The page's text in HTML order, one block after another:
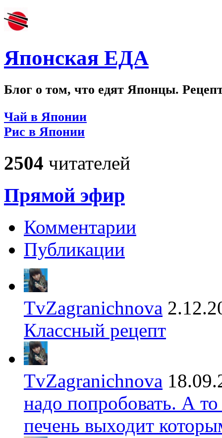
Японская ЕДА
Блог о том, что едят Японцы.
Чай в Японии
Рис в Японии
2504 читателей
Прямой эфир
Комментарии
Публикации
TvZagranichnova
Классный рецепт
TvZagranichnova
надо попробовать. А
печень выходит